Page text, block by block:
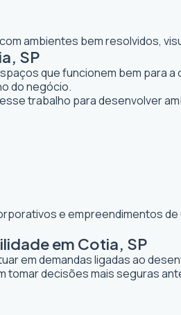
ambientes bem resolvidos,
SP
que funcionem bem para
do negócio.
trabalho para desenvolver
e empreendimentos
em Cotia, SP
em demandas ligadas ao
decisões mais seguras